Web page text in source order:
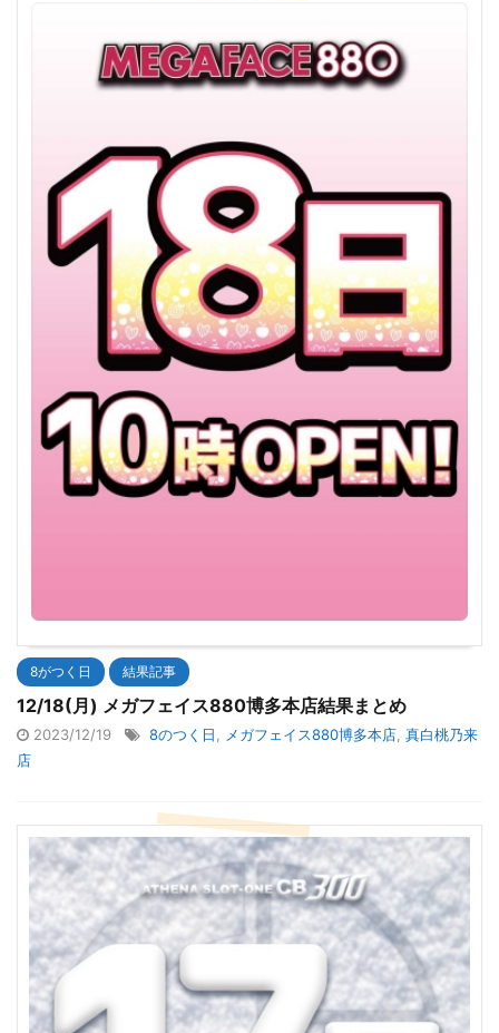
8がつく日 結果記事
12/18(月) メガフェイス880博多本店結果まとめ
2023/12/19 8のつく日 メガフェイス880博多本店 真白桃乃来
店